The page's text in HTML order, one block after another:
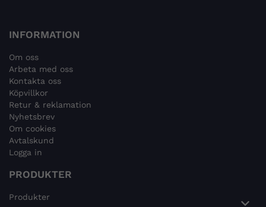
INFORMATION
Om oss
Arbeta med oss
Kontakta oss
Köpvillkor
Retur & reklamation
Nyhetsbrev
Om cookies
Avtalskund
Logga in
PRODUKTER
Produkter